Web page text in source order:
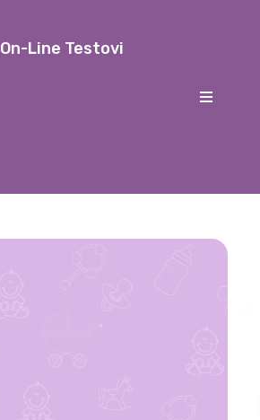
On-Line Testovi